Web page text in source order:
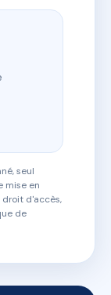
seul
mise en
droit d'accès,
de